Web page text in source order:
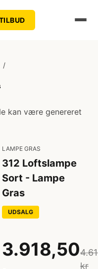
/
kan være genereret
LAMPE GRAS
312 Loftslampe
Sort - Lampe
Gras
UDSALG
3.918,50
kr